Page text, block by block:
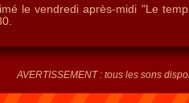
le vendredi après-midi "Le
AVERTISSEMENT : tous les sons